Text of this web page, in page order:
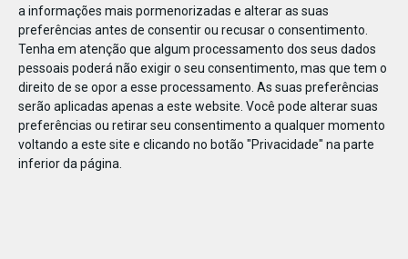
a informações mais pormenorizadas e alterar as suas
preferências antes de consentir ou recusar o consentimento.
Tenha em atenção que algum processamento dos seus dados
pessoais poderá não exigir o seu consentimento, mas que tem o
direito de se opor a esse processamento. As suas preferências
serão aplicadas apenas a este website. Você pode alterar suas
preferências ou retirar seu consentimento a qualquer momento
voltando a este site e clicando no botão "Privacidade" na parte
inferior da página.
109529480845437